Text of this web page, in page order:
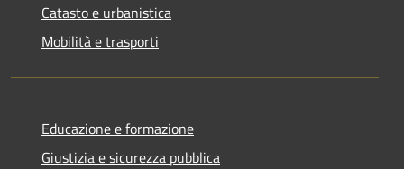
Catasto e urbanistica
Mobilità e trasporti
Educazione e formazione
Giustizia e sicurezza pubblica